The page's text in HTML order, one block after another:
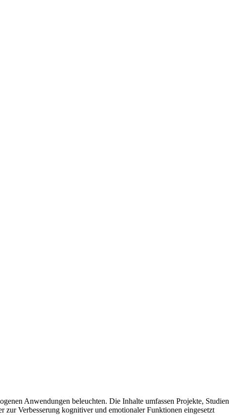
Anwendungen beleuchten. Die Inhalte umfassen Projekte, Studien
zur Verbesserung kognitiver und emotionaler Funktionen eingesetzt